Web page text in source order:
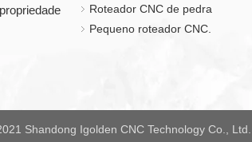
Roteador CNC de pedra
Pequeno roteador CNC.
Shandong Igolden CNC Technology Co., Ltd.